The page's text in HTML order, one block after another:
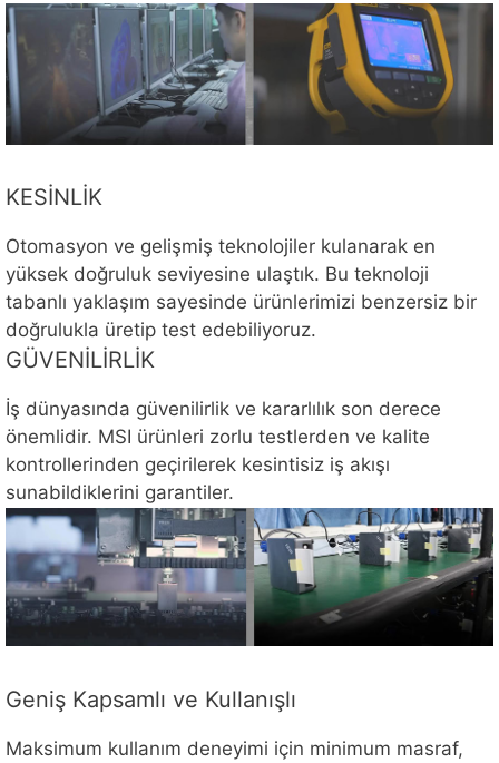
KESİNLİK
Otomasyon ve gelişmiş teknolojiler kulanarak en
yüksek doğruluk seviyesine ulaştık. Bu teknoloji
tabanlı yaklaşım sayesinde ürünlerimizi benzersiz bir
doğrulukla üretip test edebiliyoruz.
GÜVENİLİRLİK
İş dünyasında güvenilirlik ve kararlılık son derece
önemlidir. MSI ürünleri zorlu testlerden ve kalite
kontrollerinden geçirilerek kesintisiz iş akışı
sunabildiklerini garantiler.
Geniş Kapsamlı ve Kullanışlı
Maksimum kullanım deneyimi için minimum masraf,